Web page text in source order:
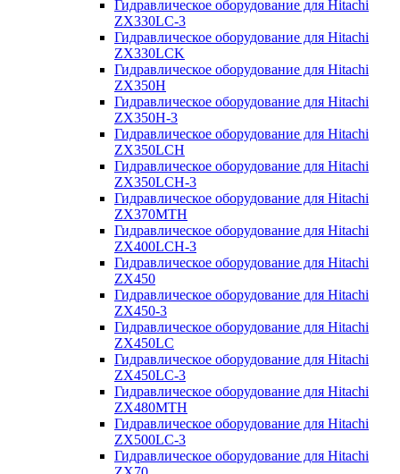
Гидравлическое оборудование для Hitachi
ZX330LC-3
Гидравлическое оборудование для Hitachi
ZX330LCK
Гидравлическое оборудование для Hitachi
ZX350H
Гидравлическое оборудование для Hitachi
ZX350H-3
Гидравлическое оборудование для Hitachi
ZX350LCH
Гидравлическое оборудование для Hitachi
ZX350LCH-3
Гидравлическое оборудование для Hitachi
ZX370MTH
Гидравлическое оборудование для Hitachi
ZX400LCH-3
Гидравлическое оборудование для Hitachi
ZX450
Гидравлическое оборудование для Hitachi
ZX450-3
Гидравлическое оборудование для Hitachi
ZX450LC
Гидравлическое оборудование для Hitachi
ZX450LC-3
Гидравлическое оборудование для Hitachi
ZX480MTH
Гидравлическое оборудование для Hitachi
ZX500LC-3
Гидравлическое оборудование для Hitachi